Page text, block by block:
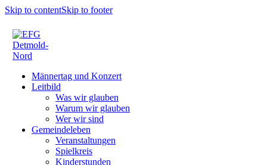
Skip to contentSkip to footer
Männertag und Konzert
Leitbild
Was wir glauben
Warum wir glauben
Wer wir sind
Gemeindeleben
Veranstaltungen
Spielkreis
Kinderstunden